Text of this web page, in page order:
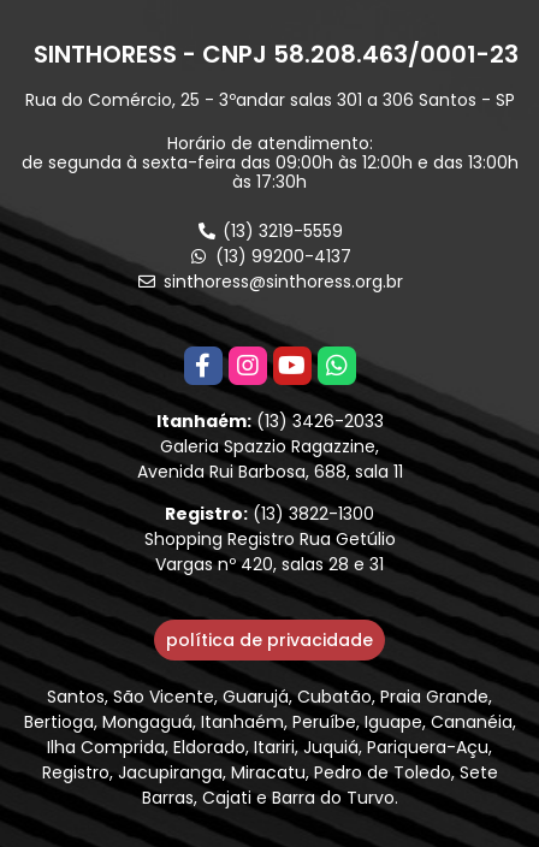
SINTHORESS - CNPJ 58.208.463/0001-23
Rua do Comércio, 25 - 3ºandar salas 301 a 306 Santos - SP
Horário de atendimento:
de segunda à sexta-feira das 09:00h às 12:00h e das 13:00h
às 17:30h
(13) 3219-5559
(13) 99200-4137
sinthoress@sinthoress.org.br
Itanhaém:(13) 3426-2033
Galeria Spazzio Ragazzine,
Avenida Rui Barbosa, 688, sala 11
Registro:(13) 3822-1300
Shopping Registro Rua Getúlio
Vargas nº 420, salas 28 e 31
política de privacidade
Santos, São Vicente, Guarujá, Cubatão, Praia Grande,
Bertioga, Mongaguá, Itanhaém, Peruíbe, Iguape, Cananéia,
Ilha Comprida, Eldorado, Itariri, Juquiá, Pariquera-Açu,
Registro, Jacupiranga, Miracatu, Pedro de Toledo, Sete
Barras, Cajati e Barra do Turvo.